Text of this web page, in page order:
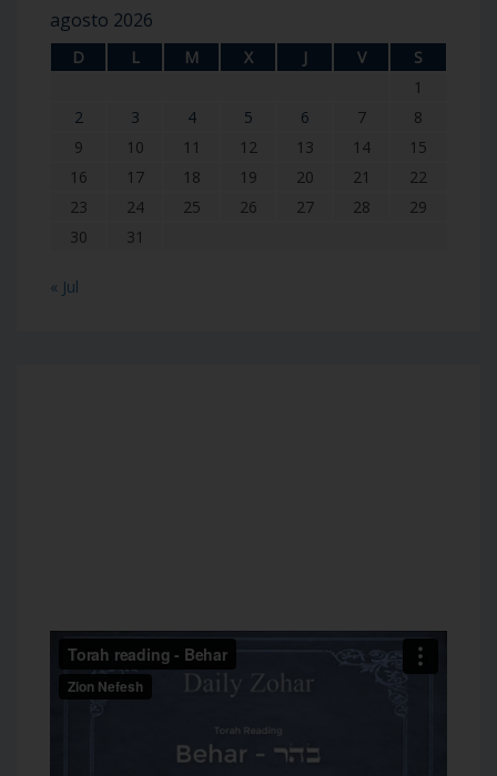
agosto 2026
D L M X J V
S
1
2
3 4 5 6 7
8
9
10 11 12 13 14
15
16
17 18 19 20 21
22
23
24 25 26 27 28
29
30
31
« Jul